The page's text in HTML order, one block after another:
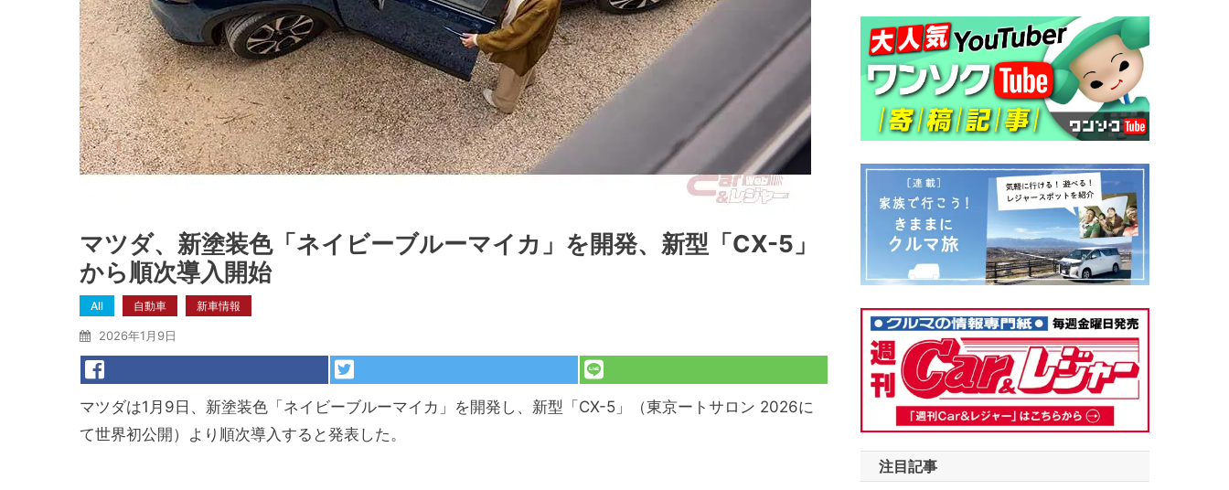
マツダ、新塗装色「ネイビーブルーマイカ」を開発、新型「CX-5」
から順次導入開始
All 自動車 新車情報
2026年1月9日
マツダは1月9日、新塗装色「ネイビーブルーマイカ」を開発し、新型「CX-5」（東京ートサロン 2026に
て世界初公開）より順次導入すると発表した。
注目記事